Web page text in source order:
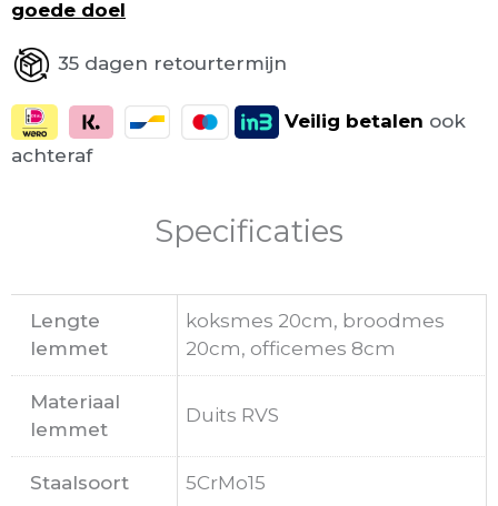
goede doel
35 dagen retourtermijn
Veilig betalen ook
achteraf
Specificaties
Lengte
lemmet
koksmes 20cm, broodmes
20cm, officemes 8cm
Materiaal
lemmet
Duits RVS
Staalsoort 5CrMo15